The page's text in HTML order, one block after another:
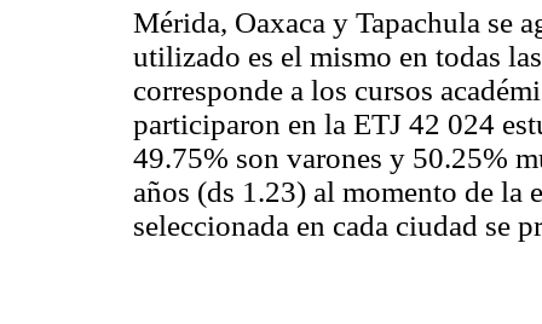
Mérida, Oaxaca y Tapachula se
utilizado es el mismo en todas
corresponde a los cursos
participaron en la ETJ 42 024
49.75% son varones y 50.25%
años (ds 1.23) al momento de la
seleccionada en cada ciudad se